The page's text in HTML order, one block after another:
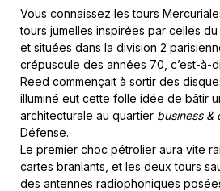
Vous connaissez les tours
tours jumelles inspirées par celles
et situées dans la division 2
crépuscule des années 70, c’est-à-
Reed commençait à sortir des
illuminé eut cette folle idée de bâtir
architecturale au quartier business &
Défense.
Le premier choc pétrolier aura vite
cartes branlants, et les deux tours
des antennes radiophoniques